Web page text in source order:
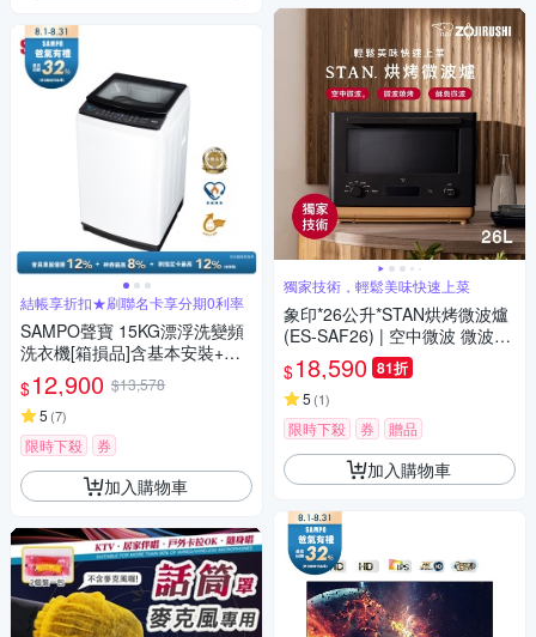
結帳享折扣★刷聯名卡享分期0利率
SAMPO聲寶 15KG漂浮洗變頻
洗衣機[箱損品]含基本安裝+舊
機回收
$12,900 $13,578
5 (7)
限時下殺 券
加入購物車
獨家技術，輕鬆美味快速上菜
象印*26公升*STAN烘烤微波爐
(ES-SAF26) | 空中微波 微波燒
烤 酥脆微波(快)
$18,590 81折
5 (1)
限時下殺 券 贈品
加入購物車